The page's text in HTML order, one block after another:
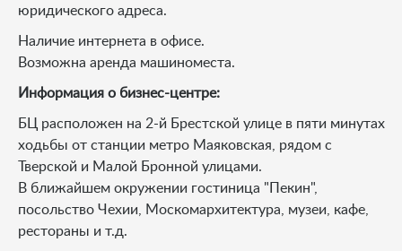
юридического адреса.
Наличие интернета в офисе.
Возможна аренда машиноместа.
Информация о бизнес-центре:
БЦ расположен на 2-й Брестской улице в пяти минутах
ходьбы от станции метро Маяковская, рядом с
Тверской и Малой Бронной улицами.
В ближайшем окружении гостиница "Пекин",
посольство Чехии, Москомархитектура, музеи, кафе,
рестораны и т.д.